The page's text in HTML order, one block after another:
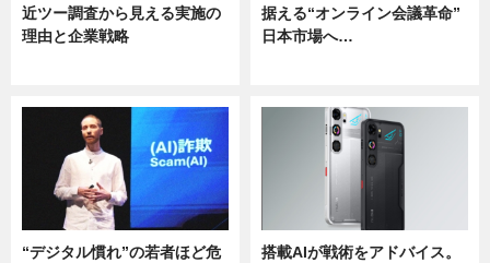
近ツー調査から見える実施の
理由と企業戦略
据える“オンライン会議革命”
日本市場へ…
“デジタル慣れ”の若者ほど危
搭載AIが戦術をアドバイス。